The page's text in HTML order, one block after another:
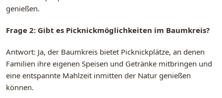
genießen.
Frage 2: Gibt es Picknickmöglichkeiten im Baumkreis?
Antwort: Ja, der Baumkreis bietet Picknickplätze, an denen
Familien ihre eigenen Speisen und Getränke mitbringen und
eine entspannte Mahlzeit inmitten der Natur genießen
können.